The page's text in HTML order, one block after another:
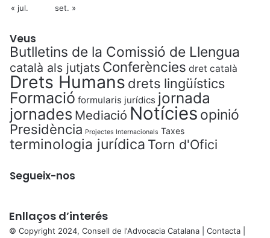
« jul.
set. »
Veus
Butlletins de la Comissió de Llengua
català als jutjats Conferències dret català
Drets Humans drets lingüístics
Formació formularis jurídics jornada
jornades Mediació Notícies opinió
Presidència Projectes Internacionals Taxes
terminologia jurídica Torn d'Ofici
Segueix-nos
Enllaços d’interés
© Copyright 2024, Consell de l'Advocacia Catalana | Contacta